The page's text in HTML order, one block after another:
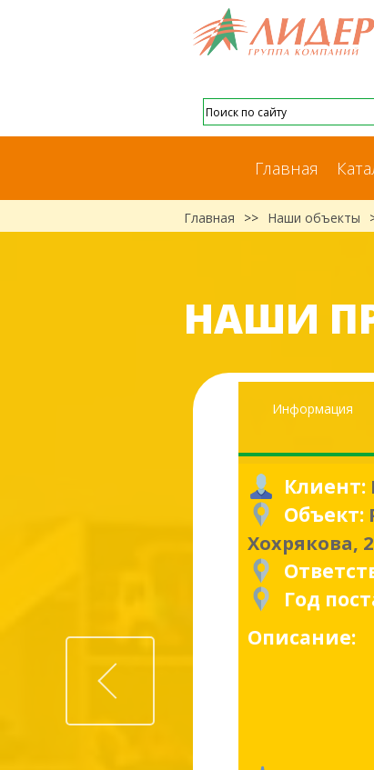
Главная
Главная >> Наши объекты
НАШИ
Информация
Клиент:
Объект:
Хохрякова,
Год
Описание: